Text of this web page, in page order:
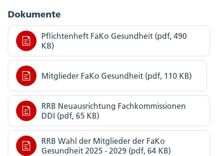
Dokumente
Pflichtenheft FaKo Gesundheit (pdf, 490
KB)
Mitglieder FaKo Gesundheit (pdf, 110 KB)
RRB Neuausrichtung Fachkommissionen
DDI (pdf, 65 KB)
RRB Wahl der Mitglieder der FaKo
Gesundheit 2025 - 2029 (pdf, 64 KB)